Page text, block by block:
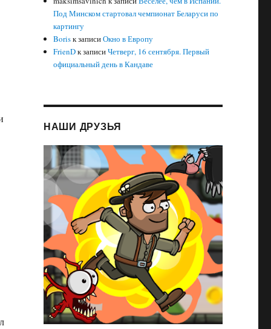
Под Минском стартовал чемпионат Беларуси по
картингу
Borisк записиОкно в Европу
FrienDк записиЧетверг, 16 сентября. Первый
официальный день в Кандаве
НАШИ ДРУЗЬЯ